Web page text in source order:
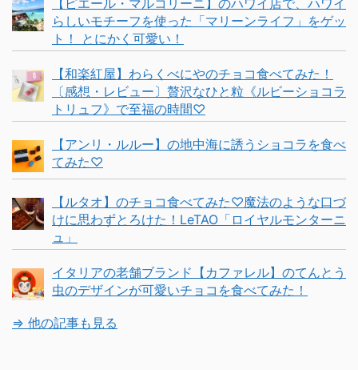
【ピエール・マルコリーニ】のハワイ店で、ハワイ
らしいモチーフを使った「マリーンライフ」をゲッ
ト！ とにかく可愛い！
【和楽紅屋】わらくべにやのチョコ食べてみた！
〔感想・レビュー〕贅沢なひと粒《ルビーショコラ
トリュフ》で至福の時間♡
【アンリ・ルルー】の地中海に誘うショコラを食べ
てみた♡
【ルタオ】のチョコ食べてみた♡魔法のような口づ
けに思わずとろけた！LeTAO「ロイヤルモンターニ
ュ」
イタリアの老舗ブランド【カファレル】のてんとう
虫のデザインが可愛いチョコを食べてみた！
⇒ 他の記事も見る